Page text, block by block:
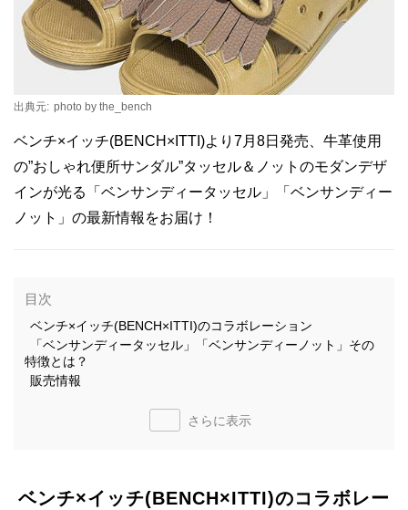
出典元: photo by the_bench
ベンチ×イッチ(BENCH×ITTI)より7月8日発売、牛革使用
の”おしゃれ便所サンダル”タッセル＆ノットのモダンデザ
インが光る「ベンサンディータッセル」「ベンサンディー
ノット」の最新情報をお届け！
目次
ベンチ×イッチ(BENCH×ITTI)のコラボレーション
「ベンサンディータッセル」「ベンサンディーノット」その
特徴とは？
販売情報
さらに表示
ベンチ×イッチ(BENCH×ITTI)のコラボレー